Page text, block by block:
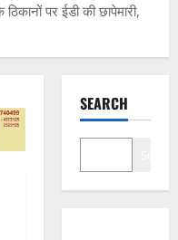
पर ईडी की छापेमारी,
SEARCH